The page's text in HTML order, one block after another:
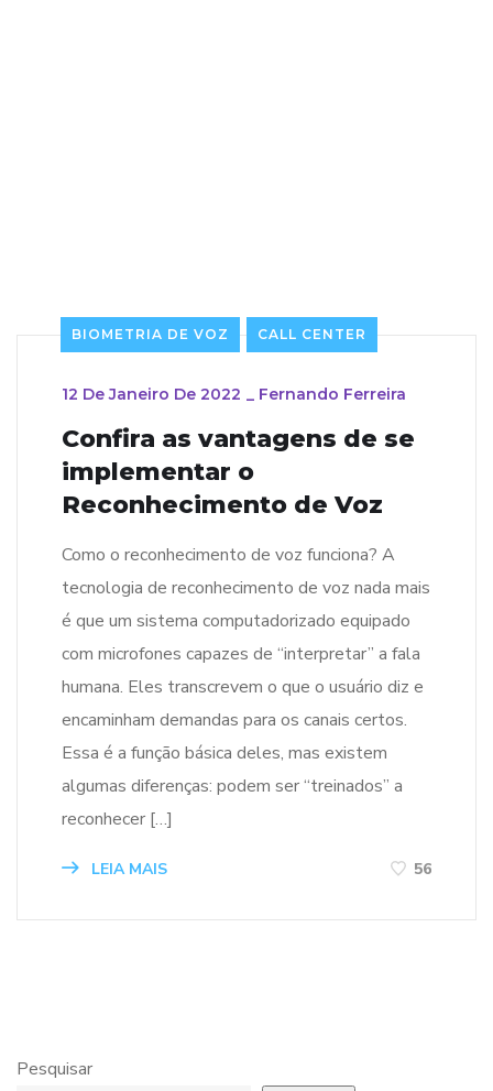
BIOMETRIA DE VOZ CALL CENTER
12 De Janeiro De 2022 _ Fernando Ferreira
Confira as vantagens de se
implementar o
Reconhecimento de Voz
Como o reconhecimento de voz funciona? A
tecnologia de reconhecimento de voz nada mais
é que um sistema computadorizado equipado
com microfones capazes de “interpretar” a fala
humana. Eles transcrevem o que o usuário diz e
encaminham demandas para os canais certos.
Essa é a função básica deles, mas existem
algumas diferenças: podem ser “treinados” a
reconhecer […]
LEIA MAIS 56
Pesquisar